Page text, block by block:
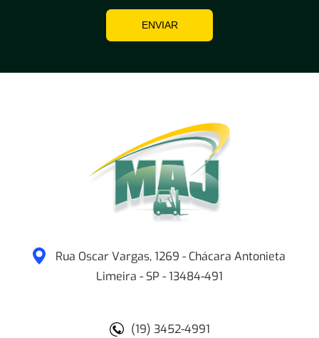
ENVIAR
Rua Oscar Vargas, 1269 - Chácara Antonieta
Limeira - SP -13484-491
(19) 3452-4991